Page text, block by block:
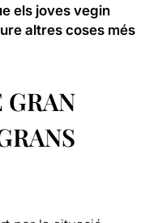
els joves vegin
altres coses més